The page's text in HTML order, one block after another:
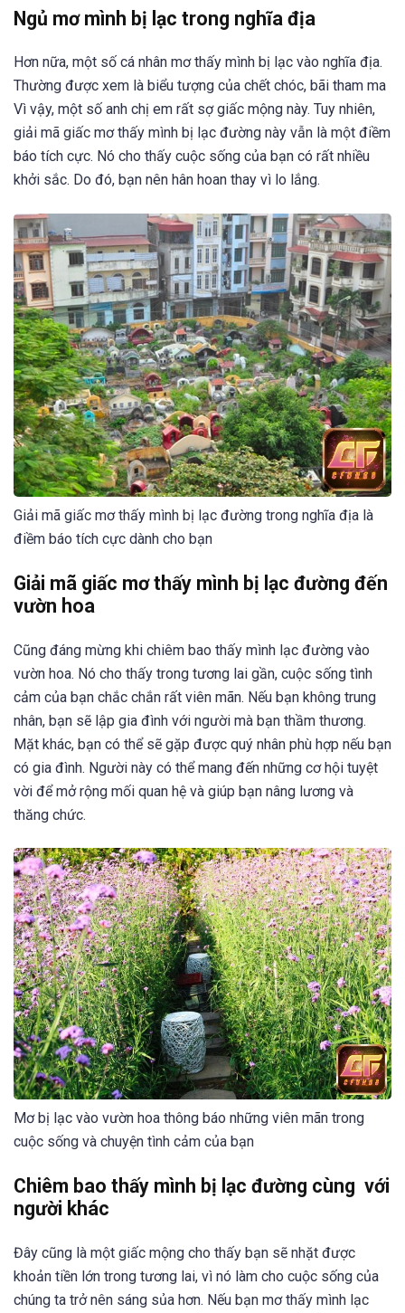
Ngủ mơ mình bị lạc trong nghĩa địa
Hơn nữa, một số cá nhân mơ thấy mình bị lạc vào nghĩa địa.
Thường được xem là biểu tượng của chết chóc, bãi tham ma
Vì vậy, một số anh chị em rất sợ giấc mộng này. Tuy nhiên,
giải mã giấc mơ thấy mình bị lạc đường này vẫn là một điềm
báo tích cực. Nó cho thấy cuộc sống của bạn có rất nhiều
khởi sắc. Do đó, bạn nên hân hoan thay vì lo lắng.
Giải mã giấc mơ thấy mình bị lạc đường trong nghĩa địa là
điềm báo tích cực dành cho bạn
Giải mã giấc mơ thấy mình bị lạc đường đến
vườn hoa
Cũng đáng mừng khi chiêm bao thấy mình lạc đường vào
vườn hoa. Nó cho thấy trong tương lai gần, cuộc sống tình
cảm của bạn chắc chắn rất viên mãn. Nếu bạn không trung
nhân, bạn sẽ lập gia đình với người mà bạn thầm thương.
Mặt khác, bạn có thể sẽ gặp được quý nhân phù hợp nếu bạn
có gia đình. Người này có thể mang đến những cơ hội tuyệt
vời để mở rộng mối quan hệ và giúp bạn nâng lương và
thăng chức.
Mơ bị lạc vào vườn hoa thông báo những viên mãn trong
cuộc sống và chuyện tình cảm của bạn
Chiêm bao thấy mình bị lạc đường cùng với
người khác
Đây cũng là một giấc mộng cho thấy bạn sẽ nhặt được
khoản tiền lớn trong tương lai, vì nó làm cho cuộc sống của
chúng ta trở nên sáng sủa hơn. Nếu bạn mơ thấy mình lạc